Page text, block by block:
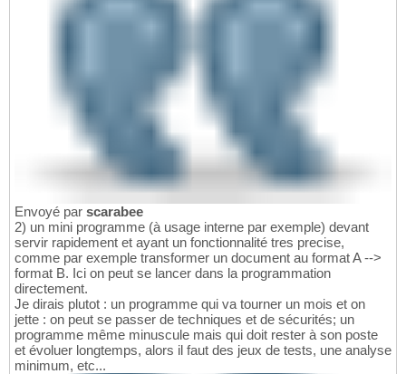
Envoyé par scarabee
2) un mini programme (à usage interne par exemple) devant
servir rapidement et ayant un fonctionnalité tres precise,
comme par exemple transformer un document au format A -->
format B. Ici on peut se lancer dans la programmation
directement.
Je dirais plutot : un programme qui va tourner un mois et on
jette : on peut se passer de techniques et de sécurités; un
programme même minuscule mais qui doit rester à son poste
et évoluer longtemps, alors il faut des jeux de tests, une analyse
minimum, etc...